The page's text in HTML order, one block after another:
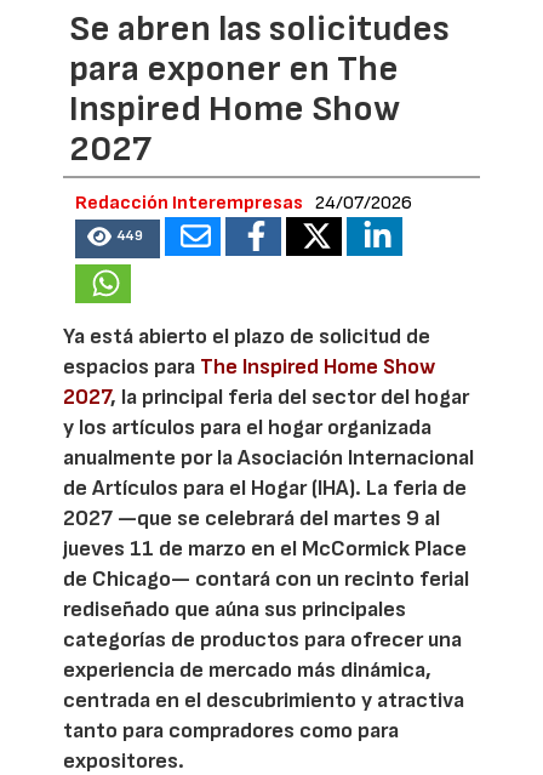
Se abren las solicitudes
para exponer en The
Inspired Home Show
2027
Redacción Interempresas 24/07/2026
449
Ya está abierto el plazo de solicitud de
espacios para The Inspired Home Show
2027, la principal feria del sector del hogar
y los artículos para el hogar organizada
anualmente por la Asociación Internacional
de Artículos para el Hogar (IHA). La feria de
2027 —que se celebrará del martes 9 al
jueves 11 de marzo en el McCormick Place
de Chicago— contará con un recinto ferial
rediseñado que aúna sus principales
categorías de productos para ofrecer una
experiencia de mercado más dinámica,
centrada en el descubrimiento y atractiva
tanto para compradores como para
expositores.